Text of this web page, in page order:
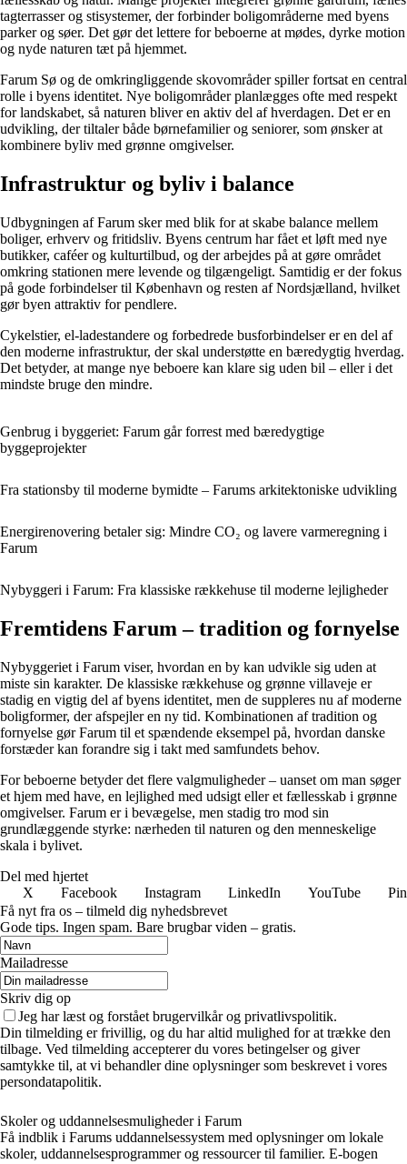
tagterrasser og stisystemer, der forbinder boligområderne med byens
parker og søer. Det gør det lettere for beboerne at mødes, dyrke motion
og nyde naturen tæt på hjemmet.
Farum Sø og de omkringliggende skovområder spiller fortsat en central
rolle i byens identitet. Nye boligområder planlægges ofte med respekt
for landskabet, så naturen bliver en aktiv del af hverdagen. Det er en
udvikling, der tiltaler både børnefamilier og seniorer, som ønsker at
kombinere byliv med grønne omgivelser.
Infrastruktur og byliv i balance
Udbygningen af Farum sker med blik for at skabe balance mellem
boliger, erhverv og fritidsliv. Byens centrum har fået et løft med nye
butikker, caféer og kulturtilbud, og der arbejdes på at gøre området
omkring stationen mere levende og tilgængeligt. Samtidig er der fokus
på gode forbindelser til København og resten af Nordsjælland, hvilket
gør byen attraktiv for pendlere.
Cykelstier, el-ladestandere og forbedrede busforbindelser er en del af
den moderne infrastruktur, der skal understøtte en bæredygtig hverdag.
Det betyder, at mange nye beboere kan klare sig uden bil – eller i det
mindste bruge den mindre.
Genbrug i byggeriet: Farum går forrest med bæredygtige
byggeprojekter
Fra stationsby til moderne bymidte – Farums arkitektoniske udvikling
Energirenovering betaler sig: Mindre CO₂ og lavere varmeregning i
Farum
Nybyggeri i Farum: Fra klassiske rækkehuse til moderne lejligheder
Fremtidens Farum – tradition og fornyelse
Nybyggeriet i Farum viser, hvordan en by kan udvikle sig uden at
miste sin karakter. De klassiske rækkehuse og grønne villaveje er
stadig en vigtig del af byens identitet, men de suppleres nu af moderne
boligformer, der afspejler en ny tid. Kombinationen af tradition og
fornyelse gør Farum til et spændende eksempel på, hvordan danske
forstæder kan forandre sig i takt med samfundets behov.
For beboerne betyder det flere valgmuligheder – uanset om man søger
et hjem med have, en lejlighed med udsigt eller et fællesskab i grønne
omgivelser. Farum er i bevægelse, men stadig tro mod sin
grundlæggende styrke: nærheden til naturen og den menneskelige
skala i bylivet.
Del med hjertet
X
Facebook Instagram LinkedIn YouTube
Få nyt fra os – tilmeld dig nyhedsbrevet
Gode tips. Ingen spam. Bare brugbar viden – gratis.
Mailadresse
Skriv dig op
Jeg har læst og forstået brugervilkår og privatlivspolitik.
Din tilmelding er frivillig, og du har altid mulighed for at trække den
tilbage. Ved tilmelding accepterer du vores betingelser og giver
samtykke til, at vi behandler dine oplysninger som beskrevet i vores
persondatapolitik.
Skoler og uddannelsesmuligheder i Farum
Få indblik i Farums uddannelsessystem med oplysninger om lokale
skoler, uddannelsesprogrammer og ressourcer til familier. E-bogen